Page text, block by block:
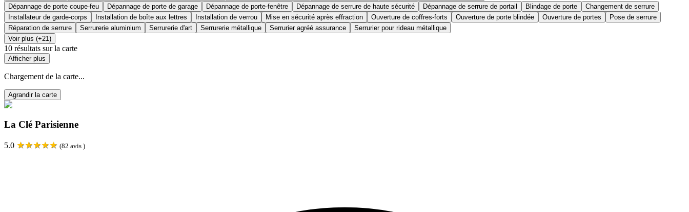
Dépannage de porte coupe-feu
Dépannage de porte de garage Dépannage de porte-fenêtre Dépannage de serrure de haute sécurité Dépannage de serrure de portail Blindage de porte
Changement de serrure
Installateur de garde-corps
Installation de boîte aux lettres Installation de verrou Mise en sécurité après effraction Ouverture de coffres-forts Ouverture de porte blindée Ouverture de portes
Pose de serrure
Réparation de serrure
Serrurerie aluminium Serrurerie d'art Serrurerie métallique Serrurier agréé assurance
Serrurier pour rideau métallique
Voir plus (+21)
10 résultats sur la carte
Afficher plus
Chargement de la carte...
Agrandir la carte
La Clé Parisienne
5.0 ★★★★★ (82 avis )